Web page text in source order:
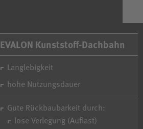
EVALON Kunststoff-Dachbahn
Langlebigkeit
hohe Nutzungsdauer
Gute Rückbaubarkeit durch:
lose Verlegung (Auflast)